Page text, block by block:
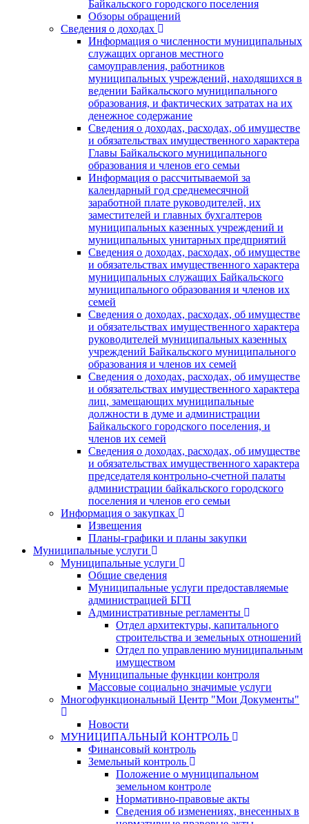
Байкальского городского поселения
Обзоры обращений
Сведения о доходах
Информация о численности муниципальных
служащих органов местного
самоуправления, работников
муниципальных учреждений, находящихся в
ведении Байкальского муниципального
образования, и фактических затратах на их
денежное содержание
Сведения о доходах, расходах, об имуществе
и обязательствах имущественного характера
Главы Байкальского муниципального
образования и членов его семьи
Информация о рассчитываемой за
календарный год среднемесячной
заработной плате руководителей, их
заместителей и главных бухгалтеров
муниципальных казенных учреждений и
муниципальных унитарных предприятий
Сведения о доходах, расходах, об имуществе
и обязательствах имущественного характера
муниципальных служащих Байкальского
муниципального образования и членов их
семей
Сведения о доходах, расходах, об имуществе
и обязательствах имущественного характера
руководителей муниципальных казенных
учреждений Байкальского муниципального
образования и членов их семей
Сведения о доходах, расходах, об имуществе
и обязательствах имущественного характера
лиц, замещающих муниципальные
должности в думе и администрации
Байкальского городского поселения, и
членов их семей
Сведения о доходах, расходах, об имуществе
и обязательствах имущественного характера
председателя контрольно-счетной палаты
администрации байкальского городского
поселения и членов его семьи
Информация о закупках
Извещения
Планы-графики и планы закупки
Муниципальные услуги
Муниципальные услуги
Общие сведения
Муниципальные услуги предоставляемые
администрацией БГП
Административные регламенты
Отдел архитектуры, капитального
строительства и земельных отношений
Отдел по управлению муниципальным
имуществом
Муниципальные функции контроля
Массовые социально значимые услуги
Многофункциональный Центр "Мои Документы"
Новости
МУНИЦИПАЛЬНЫЙ КОНТРОЛЬ
Финансовый контроль
Земельный контроль
Положение о муниципальном
земельном контроле
Нормативно-правовые акты
Сведения об изменениях, внесенных в